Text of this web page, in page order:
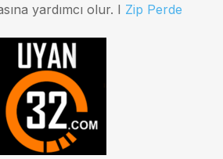
yardımcı olur. I Zip Perde